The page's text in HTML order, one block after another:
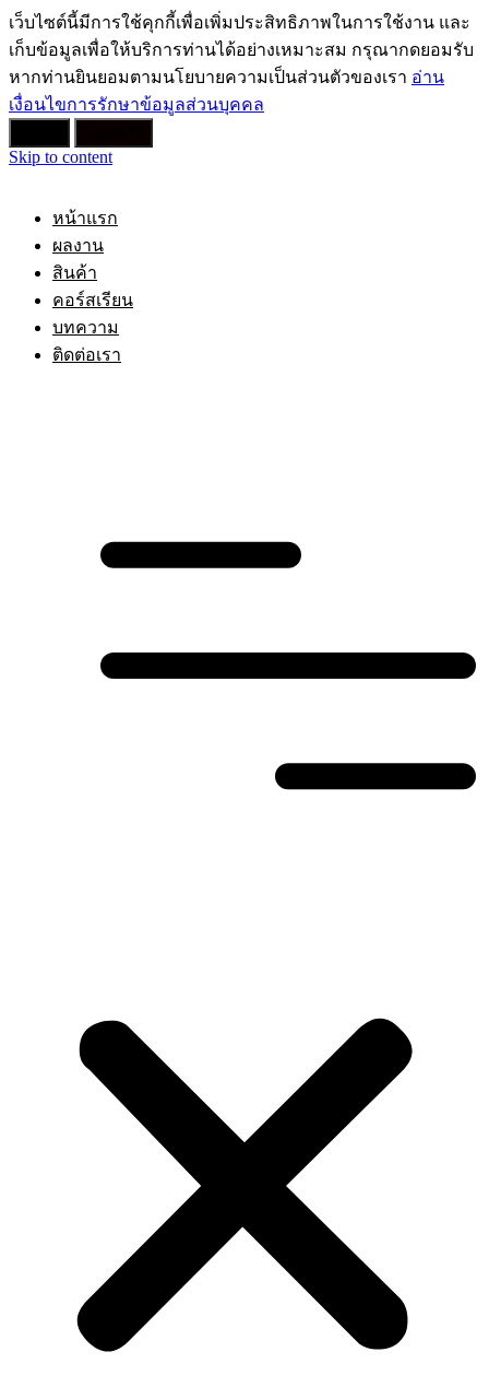
เว็บไซต์นี้มีการใช้คุกกี้เพื่อเพิ่มประสิทธิภาพในการใช้งาน และ
เก็บข้อมูลเพื่อให้บริการท่านได้อย่างเหมาะสม กรุณากดยอมรับ
หากท่านยินยอมตามนโยบายความเป็นส่วนตัวของเรา อ่าน
เงื่อนไขการรักษาข้อมูลส่วนบุคคล
Skip to content
หน้าแรก
ผลงาน
สินค้า
คอร์สเรียน
บทความ
ติดต่อเรา